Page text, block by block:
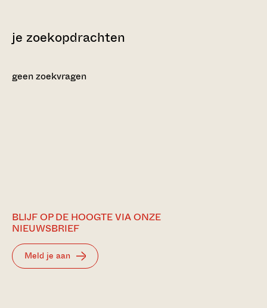
je zoekopdrachten
geen zoekvragen
BLIJF OP DE HOOGTE VIA ONZE
NIEUWSBRIEF
Meld je aan